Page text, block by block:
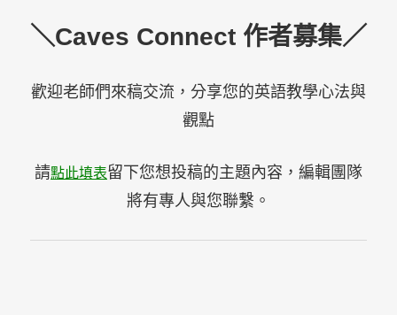
＼Caves Connect 作者募集／
歡迎老師們來稿交流，分享您的英語教學心法與
觀點
請點此填表留下您想投稿的主題內容，編輯團隊
將有專人與您聯繫。